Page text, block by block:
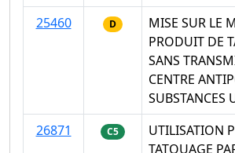
25460
D
MISE SUR LE
PRODUIT DE
SANS
CENTRE
SUBSTANCES
26871
C5
UTILISATION
TATOUAGE